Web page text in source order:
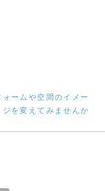
ームや空間のイメー
ジを変えてみませんか